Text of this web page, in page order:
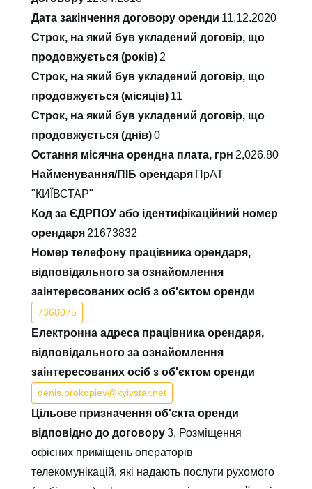
Дата закінчення договору оренди 11.12.2020
Строк, на який був укладений договір, що
продовжується (років) 2
Строк, на який був укладений договір, що
продовжується (місяців) 11
Строк, на який був укладений договір, що
продовжується (днів)0
Остання місячна орендна плата, грн 2,026.80
Найменування/ПІБ орендаря ПрАТ
"КИЇВСТАР"
Код за ЄДРПОУ або ідентифікаційний номер
орендаря 21673832
Номер телефону працівника орендаря,
відповідального за ознайомлення
заінтересованих осіб з об'єктом оренди
7368075
Електронна адреса працівника орендаря,
відповідального за ознайомлення
заінтересованих осіб з об'єктом оренди
denis.prokopiev@kyivstar.net
Цільове призначення об'єкта оренди
відповідно до договору3. Розміщення
офісних приміщень операторів
телекомунікацій, які надають послуги рухомого